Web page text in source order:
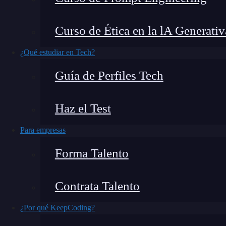
Curso de Ética en la lA
¿Qué estudiar en Tech?
Guía de Perfiles Tech
Haz el Test
Para empresas
Forma Talento
Contrata Talento
¿Por qué KeepCoding?
sistemas de reserva oanálisis de datos, porque
resultan muy sencillas de llevar a cabo
Voy a explicarte detalladamente qué es